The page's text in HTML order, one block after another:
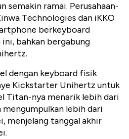
semakin ramai. Perusahaan-
Technologies dan iKKO
berkeyboard
bahkan bergabung
dengan keyboard fisik
Kickstarter Unihertz untuk
Titan-nya menarik lebih dari
mengumpulkan lebih dari
menjelang tanggal akhir